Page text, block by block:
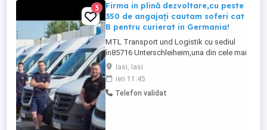
3
Firma in plină dezvoltare,cu peste
350 de angajați cautam soferi cat
B pentru curierat in Germania!
MTL Transport und Logistik cu sediul
în85716 Unterschleiheim,una din cele mai
serioase firme de curierat din Germania,cu
peste 350 de angajati dintre care cel putin
200 sunt romani, își mărește echipa și
caută șoferi pentru : UPS Se livrează
Iasi, Iasi
ieri 11:45
Telefon validat